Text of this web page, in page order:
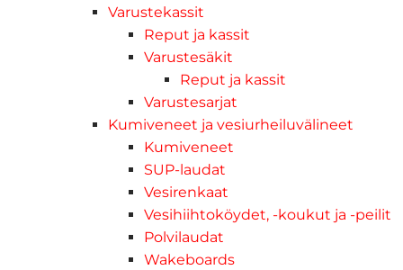
Varustekassit
Reput ja kassit
Varustesäkit
Reput ja kassit
Varustesarjat
Kumiveneet ja vesiurheiluvälineet
Kumiveneet
SUP-laudat
Vesirenkaat
Vesihiihtoköydet, -koukut ja -peilit
Polvilaudat
Wakeboards